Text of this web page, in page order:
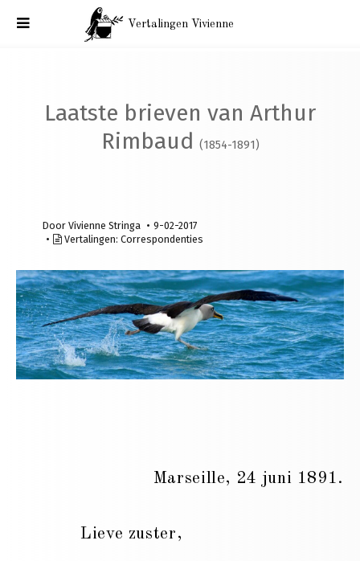
Vertalingen Vivienne
Laatste brieven van Arthur
Rimbaud (1854-1891)
Door Vivienne Stringa
9-02-2017
Vertalingen: Correspondenties
Marseille, 24 juni 1891.
Lieve zuster,